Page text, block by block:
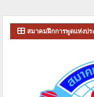
สมาคมฝึกการพูดแห่งปร